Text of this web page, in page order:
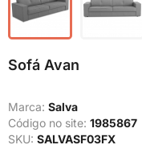
Sofá Avan
Marca: Salva
Código no site: 1985867
SKU: SALVASF03FX